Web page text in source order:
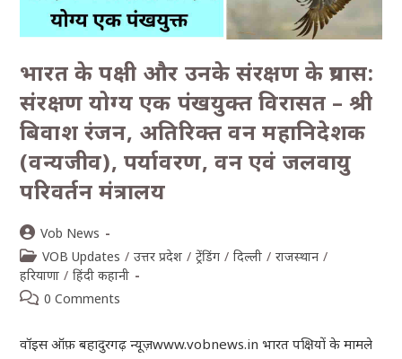
भारत के पक्षी और उनके संरक्षण के प्रयास:
संरक्षण योग्य एक पंखयुक्त विरासत – श्री
बिवाश रंजन, अतिरिक्त वन महानिदेशक
(वन्यजीव), पर्यावरण, वन एवं जलवायु
परिवर्तन मंत्रालय
Vob News
VOB Updates / उत्तर प्रदेश / ट्रेंडिंग / दिल्ली / राजस्थान /
हरियाणा / हिंदी कहानी
0 Comments
वॉइस ऑफ़ बहादुरगढ़ न्यूज़www.vobnews.in भारत पक्षियों के मामले